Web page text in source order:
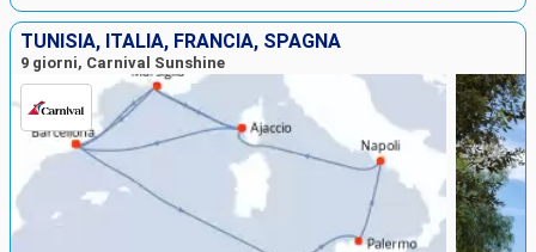
TUNISIA, ITALIA, FRANCIA, SPAGNA
9 giorni, Carnival Sunshine